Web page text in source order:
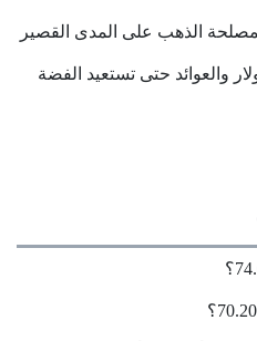
لمصلحة الذهب على المدى القصير
والعوائد حتى تستعيد الفضة